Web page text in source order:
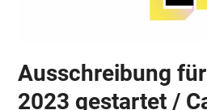
Ausschreibung für
2023 gestartet /